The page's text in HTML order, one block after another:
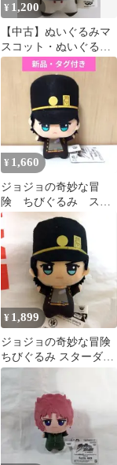
¥ 1,200
【中古】ぬいぐるみマ
スコット・ぬいぐるみ
バッジ ジャン・ピエー
ル・ポルナレフ ちびぐ
るみ 「ジョジョの奇妙
な冒険 第三部 スターダ
ストクルセイダース」
¥ 1,660
ジョジョの奇妙な冒
険 ちびぐるみ スタ
ーダストクルセイダー
ス 空条承太郎
¥ 1,899
ジョジョの奇妙な冒険
ちびぐるみ スターダス
トクルセイダース 空条